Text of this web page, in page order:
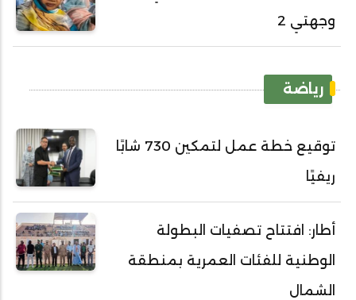
وجهتي 2
رياضة
توقيع خطة عمل لتمكين 730 شابًا
ريفيًا
أطار: افتتاح تصفيات البطولة
الوطنية للفئات العمرية بمنطقة
الشمال